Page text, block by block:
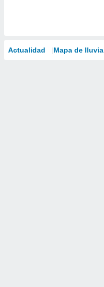
Actualidad Mapa de lluvia